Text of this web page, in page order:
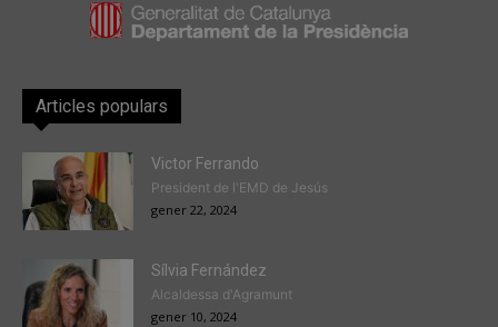
Articles populars
Victor Ferrando
President de l'EMD de Jesús
gener 22, 2024
Sílvia Fernández
Alcaldessa d'Agramunt
gener 10, 2024